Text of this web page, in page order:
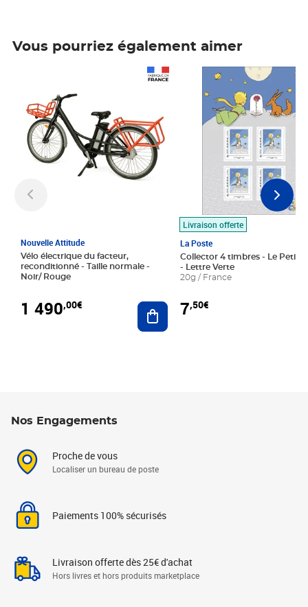
Vous pourriez également aimer
Nouvelle Attitude
Vélo électrique du facteur,
reconditionné - Taille normale -
Noir/ Rouge
1 490,00€ Ajouter au panier
Livraison offerte
La Poste
Collector 4 timbres - Le Petit
- Lettre Verte
20g / France
7,50€
Prix 7,50€
Nos Engagements
Proche de vous
Localiser un bureau de poste
Paiements 100% sécurisés
Livraison offerte dès 25€ d'achat
Hors livres et hors produits marketplace